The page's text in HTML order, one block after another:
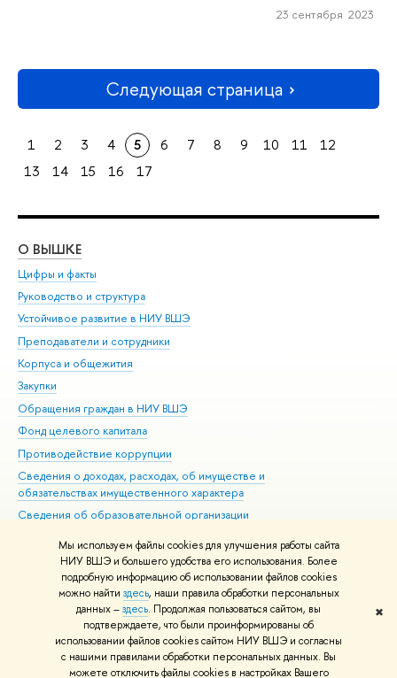
Мы используем файлы cookies для улучшения работы сайта
НИУ ВШЭ и большего удобства его использования. Более
подробную информацию об использовании файлов cookies
можно найти здесь, наши правила обработки персональных
данных –здесь. Продолжая пользоваться сайтом, вы
подтверждаете, что были проинформированы об
использовании файлов cookies сайтом НИУ ВШЭ и согласны
с нашими правилами обработки персональных данных. Вы
можете отключить файлы cookies в настройках Вашего
✖
23 сентября 2023
Следующая страница
1 2 3 4 5 6 7 8 9 10 11
12
13
14 15 16 17
О ВЫШКЕ
Цифры и факты
Руководство и структура
Устойчивое развитие в НИУ ВШЭ
Преподаватели и сотрудники
Корпуса и общежития
Закупки
Обращения граждан в НИУ ВШЭ
Фонд целевого капитала
Противодействие коррупции
Сведения о доходах, расходах, об имуществе и
обязательствах имущественного характера
Сведения об образовательной организации
Людям с ограниченными возможностями здоровья
Единая платежная страница
Работа в Вышке
© НИУ ВШЭ 1993–2026 Адреса и контакты Условия использования
материалов Политика конфиденциальности Карта сайта
Шрифты HSE Sans и HSE Slab разработаны вШколе дизайна НИУ ВШЭ